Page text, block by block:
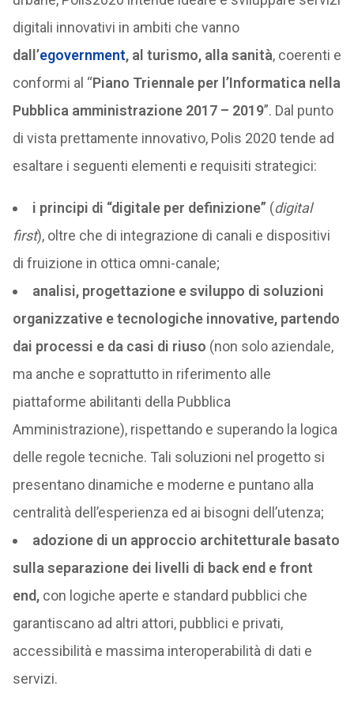
digitali innovativi in ambiti che vanno
dall’egovernment, al turismo, alla sanità, coerenti e
conformi al “Piano Triennale per l’Informatica nella
Pubblica amministrazione 2017 – 2019”. Dal punto
di vista prettamente innovativo, Polis 2020 tende ad
esaltare i seguenti elementi e requisiti strategici:
i principi di “digitale per definizione” (digital
first), oltre che di integrazione di canali e dispositivi
di fruizione in ottica omni-canale;
analisi, progettazione e sviluppo di soluzioni
organizzative e tecnologiche innovative, partendo
dai processi e da casi di riuso (non solo aziendale,
ma anche e soprattutto in riferimento alle
piattaforme abilitanti della Pubblica
Amministrazione), rispettando e superando la logica
delle regole tecniche. Tali soluzioni nel progetto si
presentano dinamiche e moderne e puntano alla
centralità dell’esperienza ed ai bisogni dell’utenza;
adozione di un approccio architetturale basato
sulla separazione dei livelli di back end e front
end,con logiche aperte e standard pubblici che
garantiscano ad altri attori, pubblici e privati,
accessibilità e massima interoperabilità di dati e
servizi.